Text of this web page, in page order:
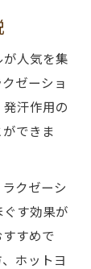
人気を集
ゼーショ
汗作用の
できま
クゼーシ
す効果が
すめで
ホットヨ